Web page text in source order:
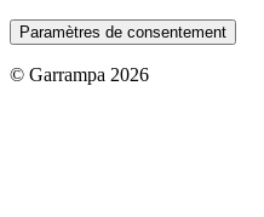
Paramètres de consentement
© Garrampa 2026